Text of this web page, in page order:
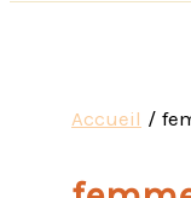
Accueil